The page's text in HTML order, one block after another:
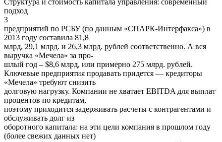
Структура и стоимость капитала управления: современный
подход
3
предприятий по РСБУ (по данным «СПАРК-Интерфакса») в
2013 году составила 81,8
млрд, 29,1 млрд. и 26,3 млрд. рублей соответственно. А вся
выручка «Мечела» за про-
шлый год – $8,6 млрд, или примерно 275 млрд. рублей.
Ключевые предприятия продавать придется — кредиторы
«Мечела» требуют снизить
долговую нагрузку. Компании не хватает EBITDA для выплат
процентов по кредитам,
поэтому приходится задерживать расчеты с контрагентами и
обслуживать долг из
оборотного капитала: на эти цели компания в прошлом году
(более свежих данных нет)